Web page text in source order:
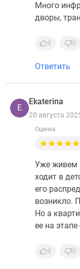
Много
дворы,
0 0
Ответить
E
Ekaterina
20 августа
Оценка
Уже живем
ходит в
его
возникло.
Но а
ее на этапе
0 0